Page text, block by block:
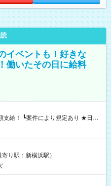
イベントも！好きな
働いたその日に給料
たその日に現金GET♪ お仕事後はコ
せます！ 【試用期間】試
り駅：新横浜駅）